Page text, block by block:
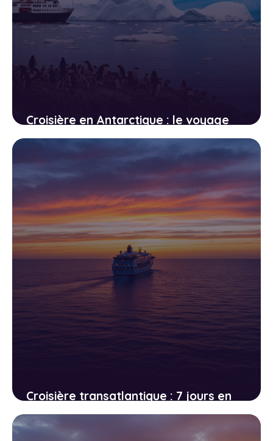
Croisière en Antarctique : le voyage
d’une vie à la portée de (presque)
26 avril 2026
Croisière transatlantique : 7 jours en
mer sans escale, l’expérience ultime
de la déconnexion